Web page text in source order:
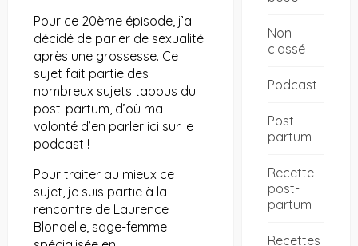
Pour ce 20ème épisode, j’ai
décidé de parler de sexualité
après une grossesse. Ce
sujet fait partie des
nombreux sujets tabous du
post-partum, d’où ma
volonté d’en parler ici sur le
podcast !
Pour traiter au mieux ce
sujet, je suis partie à la
rencontre de Laurence
Blondelle, sage-femme
Non
classé
Podcast
Post-
partum
Recette
post-
partum
Recettes